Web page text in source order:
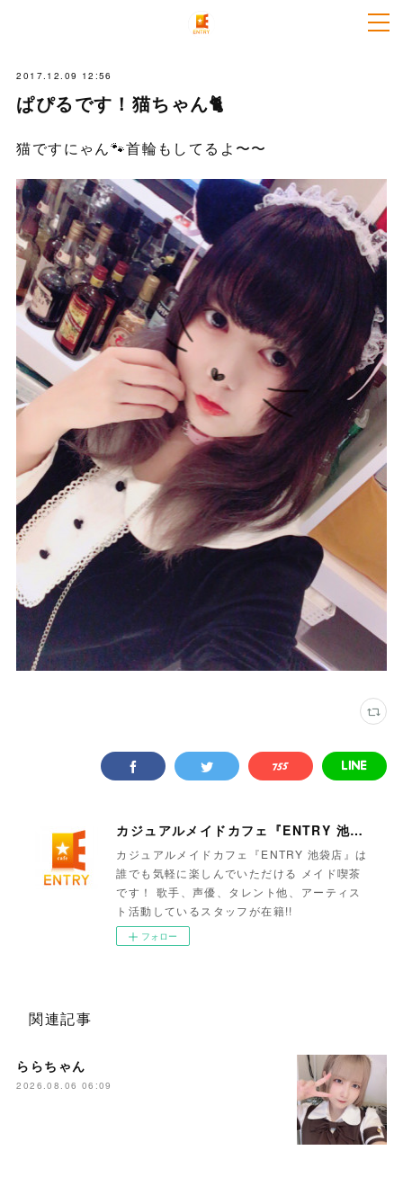
2017.12.09 12:56
ぱぴるです！猫ちゃん🐈
猫ですにゃん🐾首輪もしてるよ〜〜
カジュアルメイドカフェ『ENTRY 池袋店』
カジュアルメイドカフェ『ENTRY 池袋店』は
誰でも気軽に楽しんでいただける メイド喫茶
です！ 歌手、声優、タレント他、アーティス
ト活動しているスタッフが在籍!!
フォロー
関連記事
ららちゃん
2026.08.06 06:09